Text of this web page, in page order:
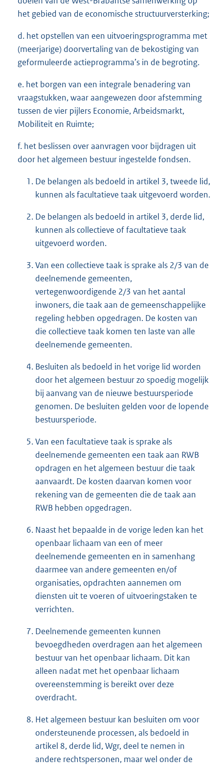
het gebied van de economische structuurversterking;
d. het opstellen van een uitvoeringsprogramma met
(meerjarige) doorvertaling van de bekostiging van
geformuleerde actieprogramma’s in de begroting.
e. het borgen van een integrale benadering van
vraagstukken, waar aangewezen door afstemming
tussen de vier pijlers Economie, Arbeidsmarkt,
Mobiliteit en Ruimte;
f. het beslissen over aanvragen voor bijdragen uit
door het algemeen bestuur ingestelde fondsen.
De belangen als bedoeld in artikel 3, tweede lid,
kunnen als facultatieve taak uitgevoerd worden.
De belangen als bedoeld in artikel 3, derde lid,
kunnen als collectieve of facultatieve taak
uitgevoerd worden.
Van een collectieve taak is sprake als 2/3 van de
deelnemende gemeenten,
vertegenwoordigende 2/3 van het aantal
inwoners, die taak aan de gemeenschappelijke
regeling hebben opgedragen. De kosten van
die collectieve taak komen ten laste van alle
deelnemende gemeenten.
Besluiten als bedoeld in het vorige lid worden
door het algemeen bestuur zo spoedig mogelijk
bij aanvang van de nieuwe bestuursperiode
genomen. De besluiten gelden voor de lopende
bestuursperiode.
Van een facultatieve taak is sprake als
deelnemende gemeenten een taak aan RWB
opdragen en het algemeen bestuur die taak
aanvaardt. De kosten daarvan komen voor
rekening van de gemeenten die de taak aan
RWB hebben opgedragen.
Naast het bepaalde in de vorige leden kan het
openbaar lichaam van een of meer
deelnemende gemeenten en in samenhang
daarmee van andere gemeenten en/of
organisaties, opdrachten aannemen om
diensten uit te voeren of uitvoeringstaken te
verrichten.
Deelnemende gemeenten kunnen
bevoegdheden overdragen aan het algemeen
bestuur van het openbaar lichaam. Dit kan
alleen nadat met het openbaar lichaam
overeenstemming is bereikt over deze
overdracht.
Het algemeen bestuur kan besluiten om voor
ondersteunende processen, als bedoeld in
artikel 8, derde lid, Wgr, deel te nemen in
andere rechtspersonen, maar wel onder de